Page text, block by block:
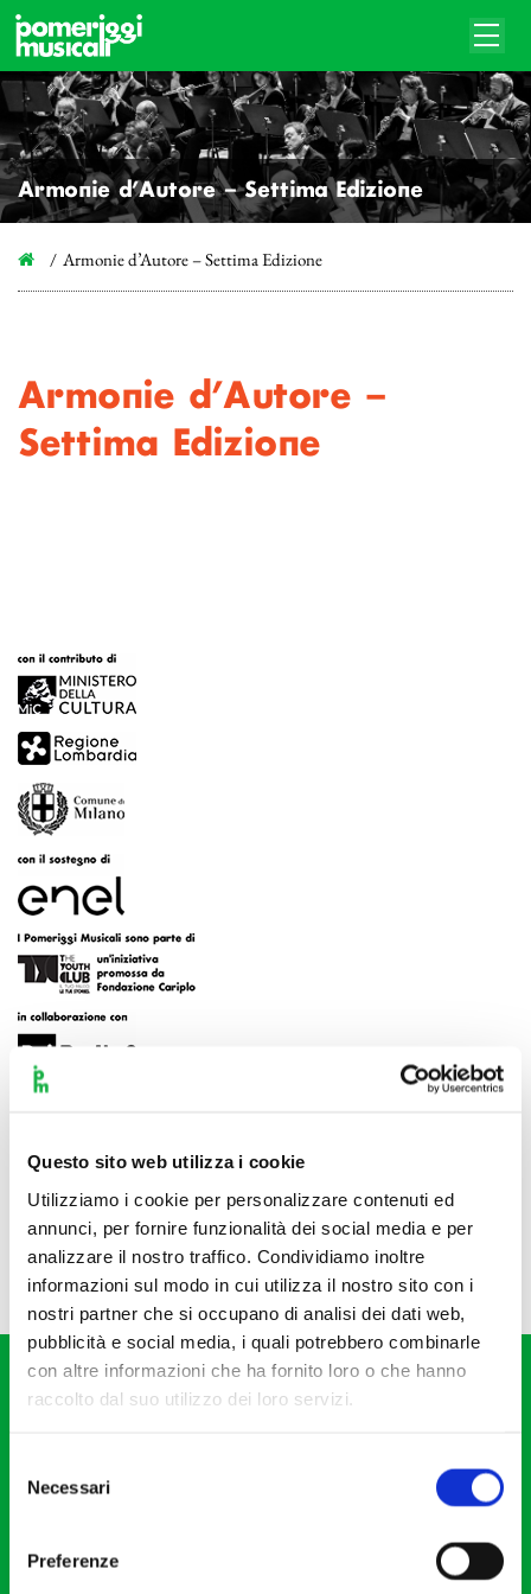
Questo sito web utilizza i cookie
Utilizziamo i cookie per personalizzare contenuti ed
annunci, per fornire funzionalità dei social media e per
analizzare il nostro traffico. Condividiamo inoltre
informazioni sul modo in cui utilizza il nostro sito con i
nostri partner che si occupano di analisi dei dati web,
pubblicità e social media, i quali potrebbero combinarle
con altre informazioni che ha fornito loro o che hanno
raccolto dal suo utilizzo dei loro servizi.
delNecessari
Preferenze
Armonie d’Autore – Settima Edizione
Armonie d’Autore – Settima Edizione
Armonie d’Autore –
Settima Edizione
20121 Milano